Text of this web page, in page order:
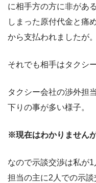
に相手方の方に非があ
しまった原付代金と痛
から支払われましたが。
それでも相手はタクシ
タクシー会社の渉外担
下りの事が多い様子。
※現在はわかりません
なので示談交渉は私が
担当の主に2人での示談